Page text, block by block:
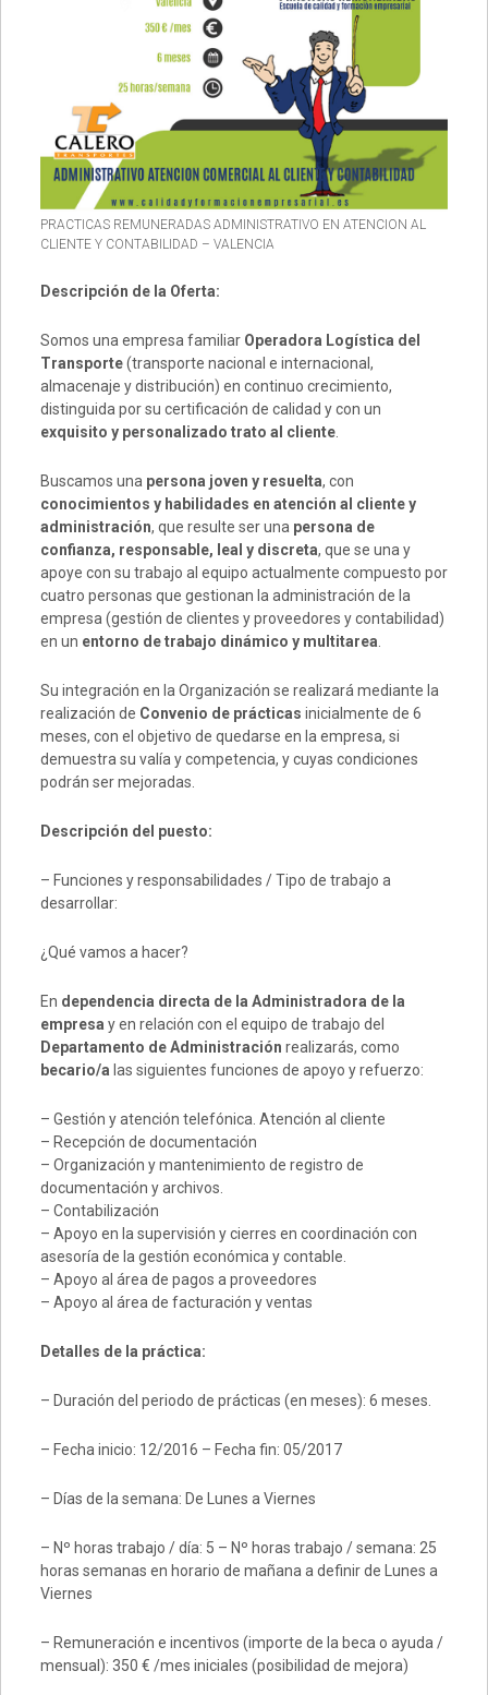
PRACTICAS REMUNERADAS ADMINISTRATIVO EN ATENCION AL
CLIENTE Y CONTABILIDAD – VALENCIA
Descripción de la Oferta:
Somos una empresa familiar Operadora Logística del
Transporte(transporte nacional e internacional,
almacenaje y distribución) en continuo crecimiento,
distinguida por su certificación de calidad y con un
exquisito y personalizado trato al cliente.
Buscamos una persona joven y resuelta, con
conocimientos y habilidades en atención al cliente y
administración, que resulte ser una persona de
confianza, responsable, leal y discreta, que se una y
apoye con su trabajo al equipo actualmente compuesto por
cuatro personas que gestionan la administración de la
empresa (gestión de clientes y proveedores y contabilidad)
en un entorno de trabajo dinámico y multitarea
Su integración en la Organización se realizará mediante la
realización de Convenio de prácticas inicialmente de 6
meses, con el objetivo de quedarse en la empresa, si
demuestra su valía y competencia, y cuyas condiciones
podrán ser mejoradas.
Descripción del puesto:
– Funciones y responsabilidades / Tipo de trabajo a
desarrollar:
¿Qué vamos a hacer?
En dependencia directa de la Administradora de la
empresa y en relación con el equipo de trabajo del
Departamento de Administración realizarás, como
becario/a las siguientes funciones de apoyo y refuerzo:
– Gestión y atención telefónica. Atención al cliente
– Recepción de documentación
– Organización y mantenimiento de registro de
documentación y archivos.
– Contabilización
– Apoyo en la supervisión y cierres en coordinación con
asesoría de la gestión económica y contable.
– Apoyo al área de pagos a proveedores
– Apoyo al área de facturación y ventas
Detalles de la práctica:
– Duración del periodo de prácticas (en meses): 6 meses.
– Fecha inicio: 12/2016 – Fecha fin: 05/2017
– Días de la semana: De Lunes a Viernes
– Nº horas trabajo / día: 5 – Nº horas trabajo / semana: 25
horas semanas en horario de mañana a definir de Lunes a
Viernes
– Remuneración e incentivos (importe de la beca o ayuda /
mensual): 350 € /mes iniciales (posibilidad de mejora)